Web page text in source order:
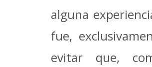
alguna
fue,
evitar que,